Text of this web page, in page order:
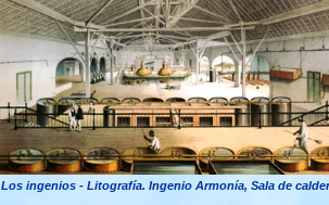
Los ingenios - Litografía. Ingenio Armonía, Sala de